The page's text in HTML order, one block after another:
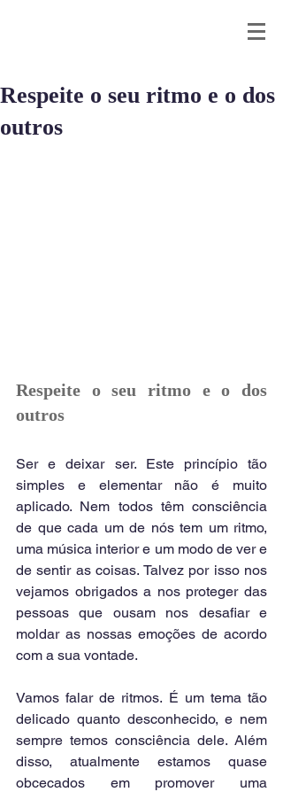
Respeite o seu ritmo e o dos
outros
Respeite o seu ritmo e o dos
outros
Ser e deixar ser. Este princípio tão
simples e elementar não é muito
aplicado. Nem todos têm consciência
de que cada um de nós tem um ritmo,
uma música interior e um modo de ver e
de sentir as coisas. Talvez por isso nos
vejamos obrigados a nos proteger das
pessoas que ousam nos desafiar e
moldar as nossas emoções de acordo
com a sua vontade.
Vamos falar de ritmos. É um tema tão
delicado quanto desconhecido, e nem
sempre temos consciência dele. Além
disso, atualmente estamos quase
obcecados em promover uma